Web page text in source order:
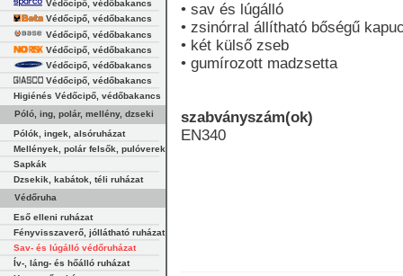
Védőcipő, védőbakancs
Védőcipő, védőbakancs
Védőcipő, védőbakancs
Védőcipő, védőbakancs
Védőcipő, védőbakancs
Védőcipő, védőbakancs
Higiénés Védőcipő, védőbakancs
Póló, ing, polár, mellény, dzseki
Pólók, ingek, alsóruházat
Mellények, polár felsők, pulóverek
Sapkák
Dzsekik, kabátok, téli ruházat
Védőruha
Eső elleni ruházat
Fényvisszaverő, jóllátható ruházat
Sav- és lúgálló védőruházat
Ív-, láng- és hőálló ruházat
• sav és lúgálló
• zsinórral állítható bőségű
• két külső zseb
• gumírozott madzsetta
szabványszám(ok)
EN340